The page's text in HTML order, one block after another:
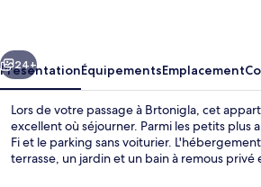
Suivant
24+
PrésentationÉquipementsEmplacement
Lors de votre passage à Brtonigla, cet
excellent où séjourner. Parmi les petits plus
Fi et le parking sans voiturier.
terrasse, un jardin et un bain à remous privé